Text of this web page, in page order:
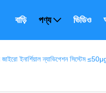
বাড়ি পণ্য ভিডিও
ইনার্শিয়াল ন্যাভিগেশন সিস্টেম